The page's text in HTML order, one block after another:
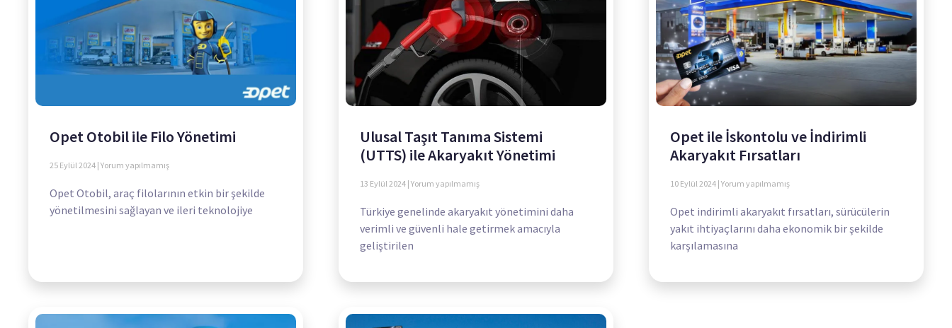
Opet Otobil ile Filo Yönetimi
25 Eylül 2024 Yorum yapılmamış
Opet Otobil, araç filolarının etkin bir şekilde
yönetilmesini sağlayan ve ileri teknolojiye
Ulusal Taşıt Tanıma Sistemi
(UTTS) ile Akaryakıt Yönetimi
13 Eylül 2024 Yorum yapılmamış
Türkiye genelinde akaryakıt yönetimini daha
verimli ve güvenli hale getirmek amacıyla
geliştirilen
Opet ile İskontolu ve İndirimli
Akaryakıt Fırsatları
10 Eylül 2024 Yorum yapılmamış
Opet indirimli akaryakıt fırsatları, sürücülerin
yakıt ihtiyaçlarını daha ekonomik bir şekilde
karşılamasına